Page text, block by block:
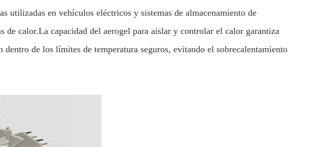
utilizadas en vehículos eléctricos y sistemas de almacenamiento de
de calor.La capacidad del aerogel para aislar y controlar el calor garantiza
dentro de los límites de temperatura seguros, evitando el sobrecalentamiento